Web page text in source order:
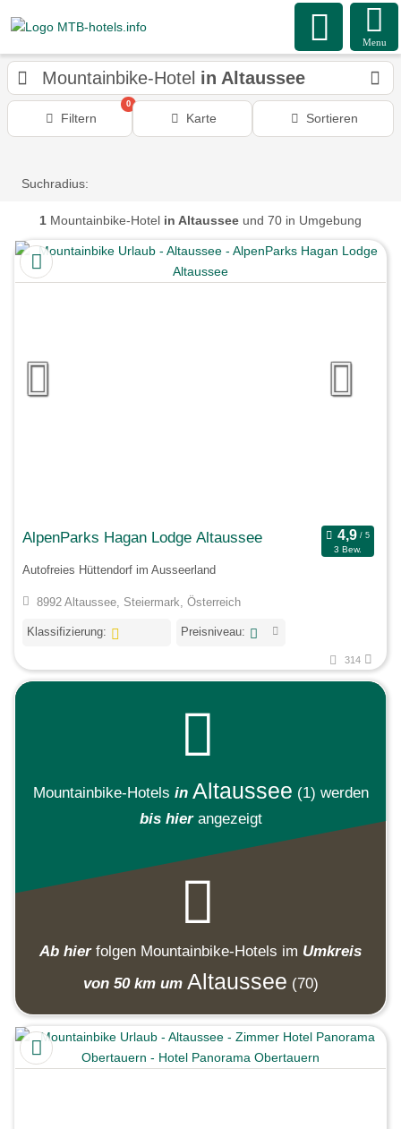
Menu
Mountainbike-Hotel in Altaussee
Filtern
0
Karte Sortieren
Suchradius:
1 Mountainbike-Hotel in Altaussee und 70 in Umgebung
AlpenParks Hagan Lodge Altaussee
3 Bew.
Autofreies Hüttendorf im Ausseerland
8992 Altaussee, Steiermark, Österreich
Klassifizierung: Preisniveau:
314
Mountainbike-Hotels in Altaussee (1) werden
bis hierangezeigt
Ab hier folgen Mountainbike-Hotels im Umkreis
von 50 km um Altaussee (70)